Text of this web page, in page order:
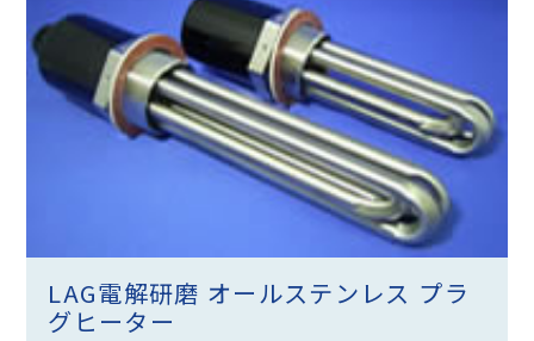
LAG電解研磨 オールステンレス プラ
グヒーター